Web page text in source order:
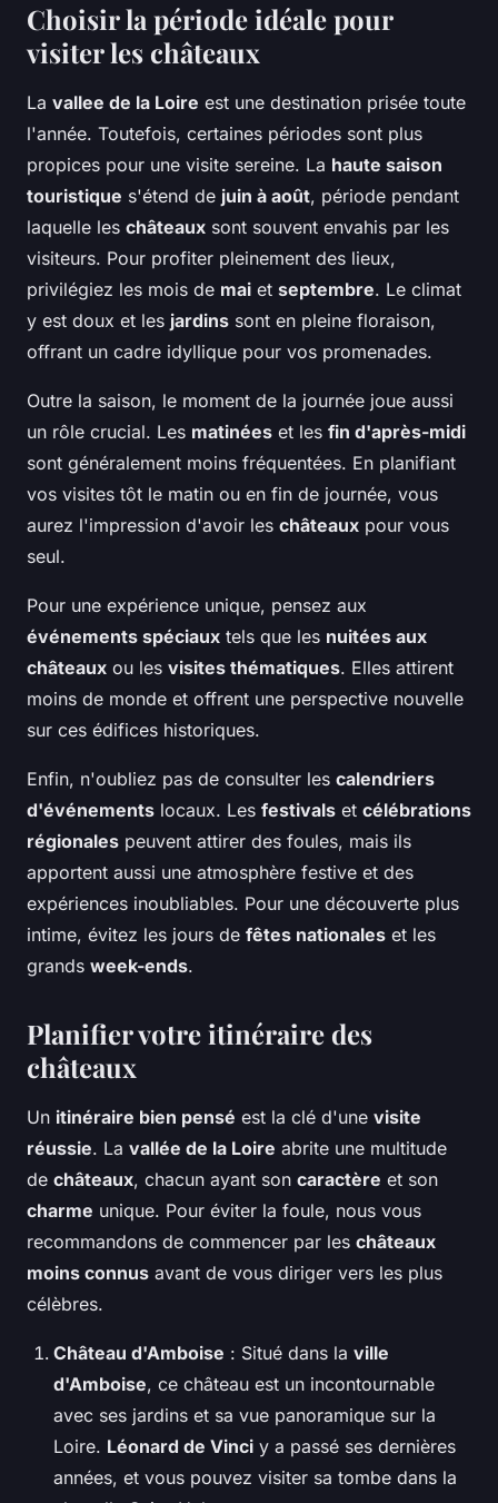
Choisir la période idéale pour
visiter les châteaux
La vallee de la Loire est une destination prisée toute
l'année. Toutefois, certaines périodes sont plus
propices pour une visite sereine. La haute saison
touristique s'étend de juin à août, période pendant
laquelle les châteaux sont souvent envahis par les
visiteurs. Pour profiter pleinement des lieux,
privilégiez les mois de mai et septembre. Le climat
y est doux et les jardins sont en pleine floraison,
offrant un cadre idyllique pour vos promenades.
Outre la saison, le moment de la journée joue aussi
un rôle crucial. Les matinées et les fin d'après-midi
sont généralement moins fréquentées. En planifiant
vos visites tôt le matin ou en fin de journée, vous
aurez l'impression d'avoir les châteaux pour vous
seul.
Pour une expérience unique, pensez aux
événements spéciaux tels que les nuitées aux
châteaux ou les visites thématiques. Elles attirent
moins de monde et offrent une perspective nouvelle
sur ces édifices historiques.
Enfin, n'oubliez pas de consulter les calendriers
d'événements locaux. Les festivals et célébrations
régionales peuvent attirer des foules, mais ils
apportent aussi une atmosphère festive et des
expériences inoubliables. Pour une découverte plus
intime, évitez les jours de fêtes nationales et les
grands week-ends.
Planifier votre itinéraire des
châteaux
Un itinéraire bien pensé est la clé d'une visite
réussie. La vallée de la Loire abrite une multitude
de châteaux, chacun ayant son caractère et son
charme unique. Pour éviter la foule, nous vous
recommandons de commencer par les châteaux
moins connus avant de vous diriger vers les plus
célèbres.
Château d'Amboise : Situé dans la ville
d'Amboise, ce château est un incontournable
avec ses jardins et sa vue panoramique sur la
Loire. Léonard de Vinci y a passé ses dernières
années, et vous pouvez visiter sa tombe dans la